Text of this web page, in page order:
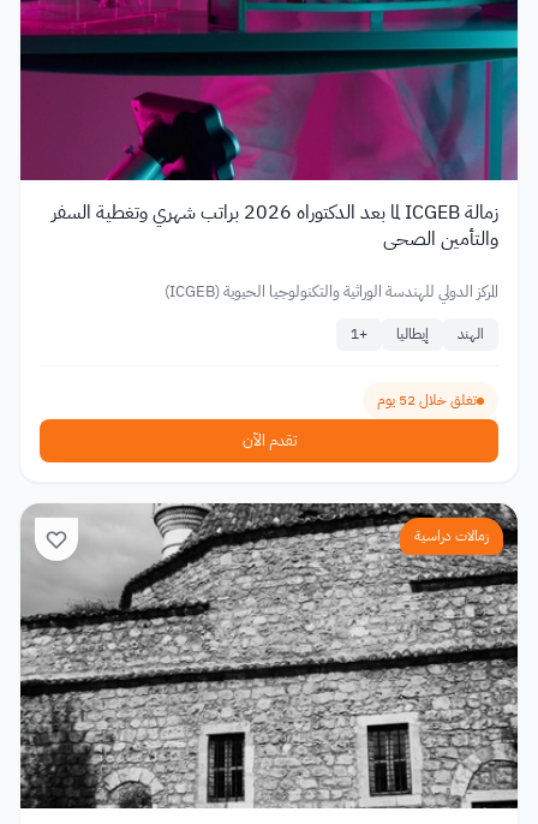
زمالة ICGEB لما بعد الدكتوراه 2026 براتب شهري وتغطية السفر
والتأمين الصحي
المركز الدولي للهندسة الوراثية والتكنولوجيا الحيوية (ICGEB)
الهند إيطاليا +
1
تغلق خلال 52 يوم
تقدم الآن
زمالات دراسية